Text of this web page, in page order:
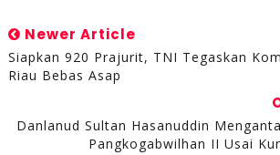
Newer Article
Siapkan 920 Prajurit, TNI Tegaskan
Riau Bebas Asap
Danlanud Sultan Hasanuddin
Pangkogabwilhan II Usai